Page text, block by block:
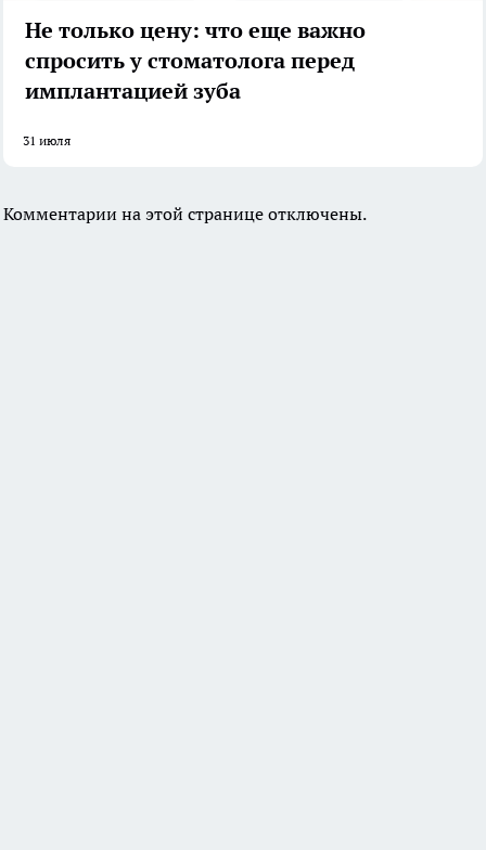
Не только цену: что еще важно
спросить у стоматолога перед
имплантацией зуба
31 июля
Комментарии на этой странице отключены.